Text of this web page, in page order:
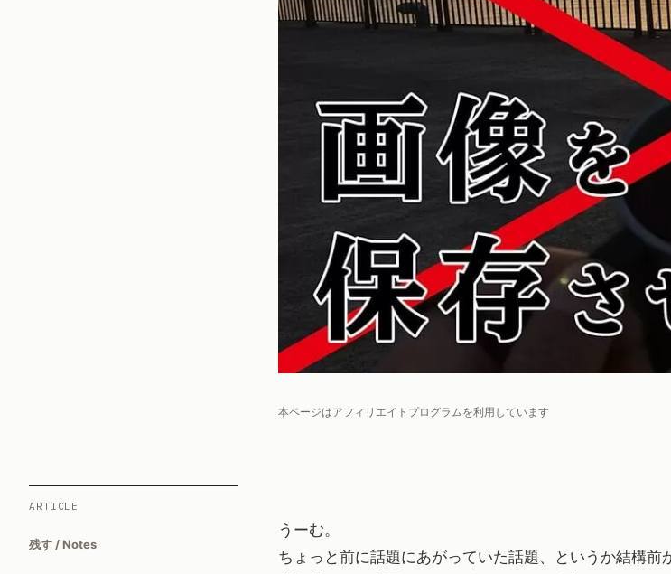
本ページはアフィリエイトプログラムを利用しています
ARTICLE
残す / Notes
うーむ。
ちょっと前に話題にあがっていた話題、というか結構